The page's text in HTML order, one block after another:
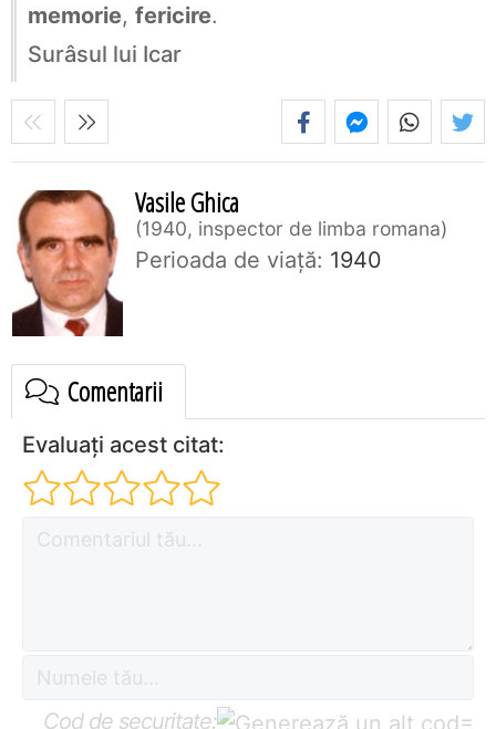
memorie, fericire.
Surâsul lui Icar
Vasile Ghica
1940, inspector de limba romana
Perioada de viaţă: 1940
Comentarii
Evaluați acest citat:
Cod de securitate: =